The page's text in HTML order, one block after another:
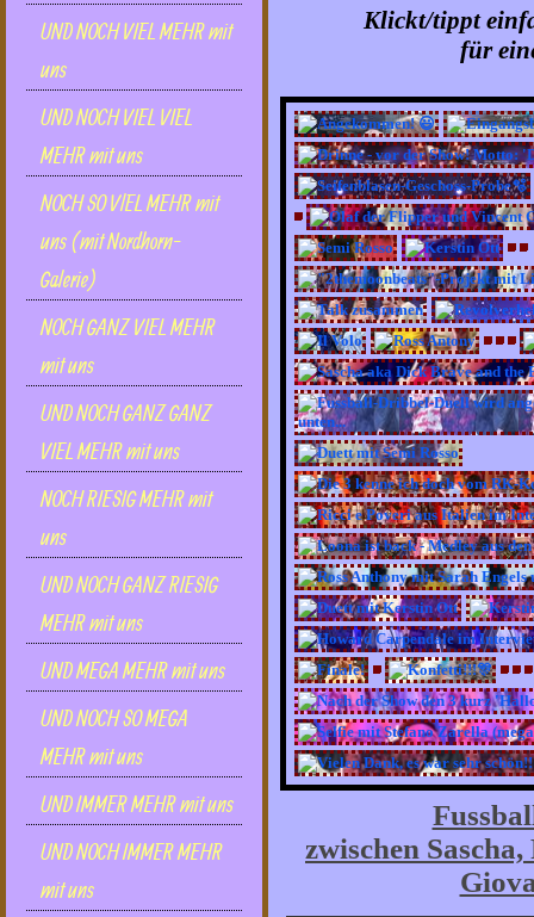
UND NOCH VIEL MEHR mit
uns
UND NOCH VIEL VIEL
MEHR mit uns
NOCH SO VlEL MEHR mit
uns (mit Nordhorn-
Galerie)
NOCH GANZ VIEL MEHR
mit uns
UND NOCH GANZ GANZ
VIEL MEHR mit uns
NOCH RIESIG MEHR mit
uns
UND NOCH GANZ RIESIG
MEHR mit uns
UND MEGA MEHR mit uns
UND NOCH SO MEGA
MEHR mit uns
UND IMMER MEHR mit uns
UND NOCH IMMER MEHR
mit uns
Klickt/tippt
für
zwischen